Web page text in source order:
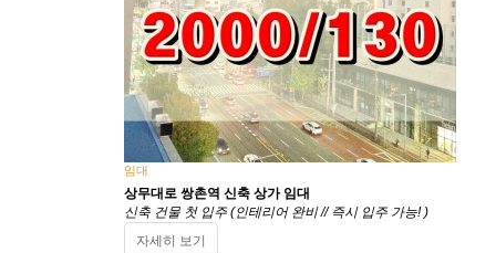
임대
상무대로 쌍촌역 신축 상가 임대
신축 건물 첫 입주 (인테리어 완비 // 즉시 입주 가능! )
자세히 보기